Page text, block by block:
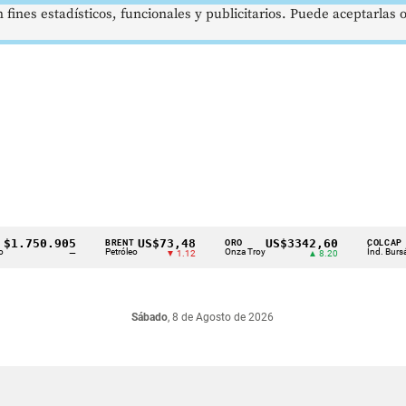
BRENT
Petróleo
US$73,48
▼ 1.12 Onza Troy
US$3342,60
▲ 8.20
COLCAP
Índ. Bursátil
Sábado, 8 de Agosto de 2026
estadísticos, funcionales y publicitarios. Puede aceptarlas